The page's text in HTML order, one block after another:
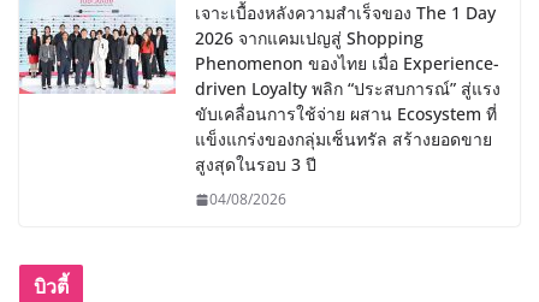
เจาะเบื้องหลังความสำเร็จของ The 1 Day
2026 จากแคมเปญสู่ Shopping
Phenomenon ของไทย เมื่อ Experience-
driven Loyalty พลิก “ประสบการณ์” สู่แรง
ขับเคลื่อนการใช้จ่าย ผสาน Ecosystem ที่
แข็งแกร่งของกลุ่มเซ็นทรัล สร้างยอดขาย
สูงสุดในรอบ 3 ปี
04/08/2026
บิวตี้